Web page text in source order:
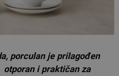
porculan je prilagođen
otporan i praktičan za